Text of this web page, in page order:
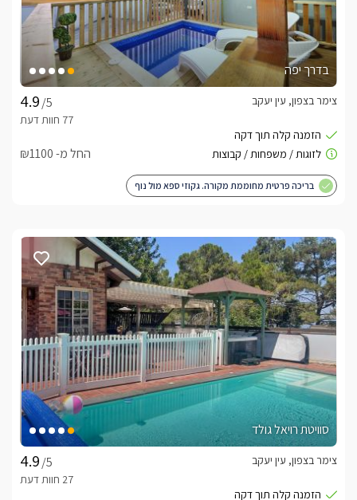
בדרך יפה
/5
צימר בצפון, עין יעקב
החל מ- ₪1100
בריכה פרטית מחוממת מקורה. גקוזי ספא מול נוף
סוויטת רויאל גולד
/5
צימר בצפון, עין יעקב